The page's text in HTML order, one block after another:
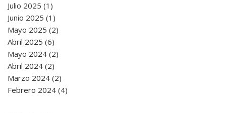
Julio 2025 (1)
Junio 2025 (1)
Mayo 2025 (2)
Abril 2025 (6)
Mayo 2024 (2)
Abril 2024 (2)
Marzo 2024 (2)
Febrero 2024 (4)